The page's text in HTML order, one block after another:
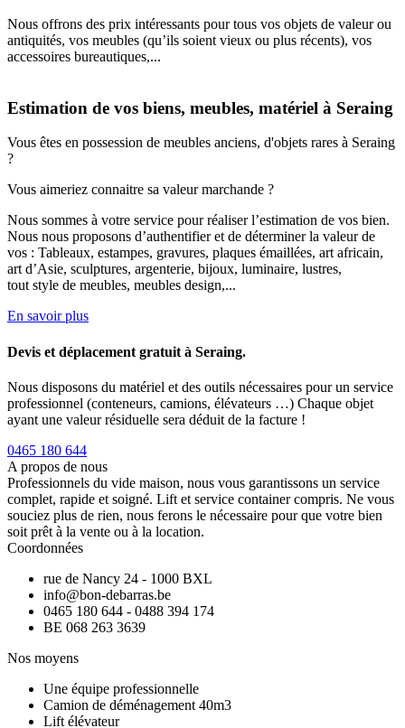
Nous offrons des prix intéressants pour tous vos objets de valeur ou
antiquités, vos meubles (qu’ils soient vieux ou plus récents), vos
accessoires bureautiques,...
Estimation de vos biens, meubles, matériel à Seraing
Vous êtes en possession de meubles anciens, d'objets rares à Seraing
?
Vous aimeriez connaitre sa valeur marchande ?
Nous sommes à votre service pour réaliser l’estimation de vos bien.
Nous nous proposons d’authentifier et de déterminer la valeur de
vos : Tableaux, estampes, gravures, plaques émaillées, art africain,
art d’Asie, sculptures, argenterie, bijoux, luminaire, lustres,
tout style de meubles, meubles design,...
En savoir plus
Devis et déplacement gratuit à Seraing.
Nous disposons du matériel et des outils nécessaires pour un service
professionnel (conteneurs, camions, élévateurs …) Chaque objet
ayant une valeur résiduelle sera déduit de la facture !
0465 180 644
A propos de nous
Professionnels du vide maison, nous vous garantissons un service
complet, rapide et soigné. Lift et service container compris. Ne vous
souciez plus de rien, nous ferons le nécessaire pour que votre bien
soit prêt à la vente ou à la location.
Coordonnées
rue de Nancy 24 - 1000 BXL
info@bon-debarras.be
0465 180 644 - 0488 394 174
BE 068 263 3639
Nos moyens
Une équipe professionnelle
Camion de déménagement 40m3
Lift élévateur